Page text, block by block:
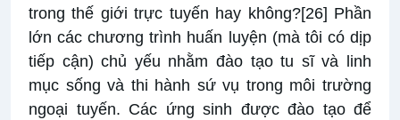
trong thế giới trực tuyến hay không?[26] Phần
lớn các chương trình huấn luyện (mà tôi có dịp
tiếp cận) chủ yếu nhằm đào tạo tu sĩ và linh
mục sống và thi hành sứ vụ trong môi trường
ngoại tuyến. Các ứng sinh được đào tạo để